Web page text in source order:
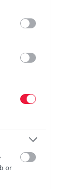
Google
or